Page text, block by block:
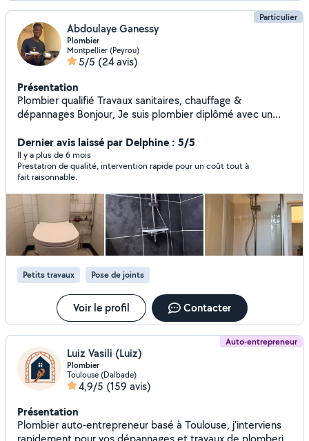
Particulier
Abdoulaye Ganessy
Plombier
Montpellier (Peyrou)
5/5 (24 avis)
Présentation
Plombier qualifié Travaux sanitaires, chauffage &
dépannages Bonjour, Je suis plombier diplômé avec un
Thermique. Je propose mes services en dehors de mon
activité principale pour arrondir mes fins de mois et
mettre mon savoir-faire à votre service. Installations
sanitaires : baignoire, bac à douche, parois, lavabo, évier,
WC, etc. Dépannage & entretien : débouchage,
recherche de fuite et réparation, remplacement de
robinetterie, soudure cuivre. Chauffage : pose et
dépannage de radiateurs, installation de ballon d'eau
chaude, petits travaux thermiques. Je suis sérieux,
ponctuel et soigneux. Mon objectif : vous dépannez
efficacement et vous garantir un travail propre et durable.
N'hésitez pas à me contacter pour vos petits travaux,
installations ou urgences en plomberie.
Dernier avis laissé par Delphine : 5/5
Il y a plus de 6 mois
Prestation de qualité, intervention rapide pour un coût tout à
fait raisonnable.
Petits travaux Pose de joints
Voir le profil Contacter
Auto-entrepreneur
Luiz Vasili (Luiz)
Plombier
Toulouse (Dalbade)
4,9/5 (159 avis)
Présentation
Plombier auto-entrepreneur basé à Toulouse, j'interviens